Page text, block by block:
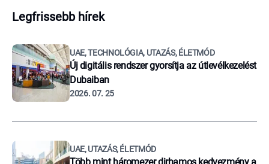
Legfrissebb hírek
UAE, TECHNOLÓGIA, UTAZÁS, ÉLETMÓD
Új digitális rendszer gyorsítja az útlevélkezelést
Dubaiban
2026. 07. 25
UAE, UTAZÁS, ÉLETMÓD